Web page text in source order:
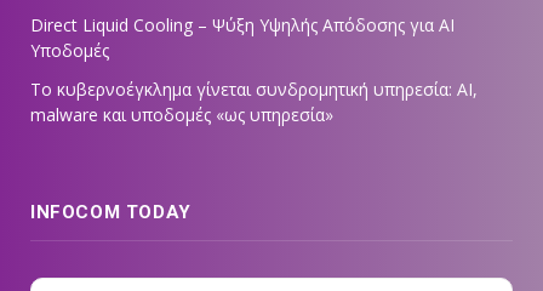
Direct Liquid Cooling – Ψύξη Υψηλής Απόδοσης για AI
Υποδομές
Το κυβερνοέγκλημα γίνεται συνδρομητική υπηρεσία: AI,
malware και υποδομές «ως υπηρεσία»
INFOCOM TODAY